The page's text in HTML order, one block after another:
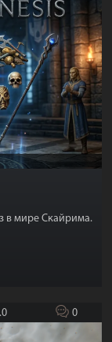
в мире Скайрима.
0